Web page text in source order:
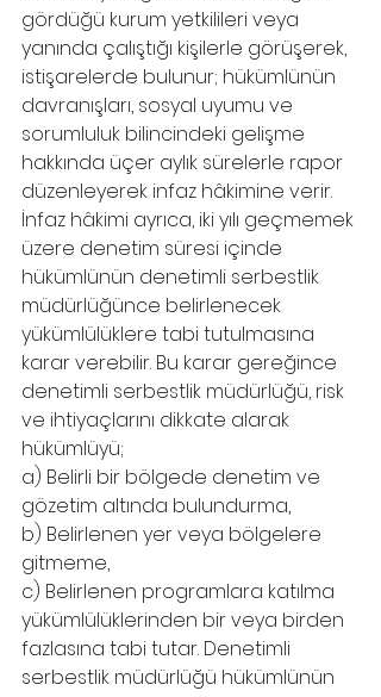
gördüğü kurum yetkilileri veya
yanında çalıştığı kişilerle görüşerek,
istişarelerde bulunur; hükümlünün
davranışları, sosyal uyumu ve
sorumluluk bilincindeki gelişme
hakkında üçer aylık sürelerle rapor
düzenleyerek infaz hâkimine verir.
İnfaz hâkimi ayrıca, iki yılı geçmemek
üzere denetim süresi içinde
hükümlünün denetimli serbestlik
müdürlüğünce belirlenecek
yükümlülüklere tabi tutulmasına
karar verebilir. Bu karar gereğince
denetimli serbestlik müdürlüğü, risk
ve ihtiyaçlarını dikkate alarak
hükümlüyü;
a) Belirli bir bölgede denetim ve
gözetim altında bulundurma,
b) Belirlenen yer veya bölgelere
gitmeme,
c) Belirlenen programlara katılma
yükümlülüklerinden bir veya birden
fazlasına tabi tutar. Denetimli
serbestlik müdürlüğü hükümlünün